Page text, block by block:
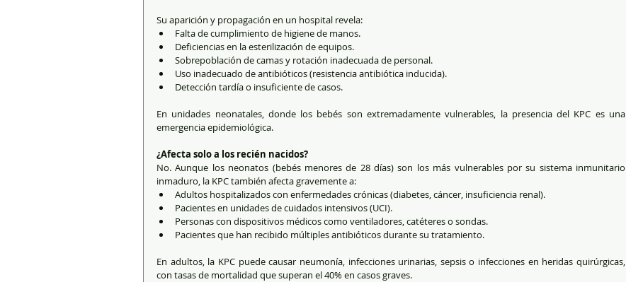
Su aparición y propagación en un hospital revela:
Falta de cumplimiento de higiene de manos.
Deficiencias en la esterilización de equipos.
Sobrepoblación de camas y rotación inadecuada de personal.
Uso inadecuado de antibióticos (resistencia antibiótica inducida).
Detección tardía o insuficiente de casos.
En unidades neonatales, donde los bebés son extremadamente vulnerables, la presencia del KPC es una
emergencia epidemiológica.
¿Afecta solo a los recién nacidos?
No. Aunque los neonatos (bebés menores de 28 días) son los más vulnerables por su sistema inmunitario
inmaduro, la KPC también afecta gravemente a:
Adultos hospitalizados con enfermedades crónicas (diabetes, cáncer, insuficiencia renal).
Pacientes en unidades de cuidados intensivos (UCI).
Personas con dispositivos médicos como ventiladores, catéteres o sondas.
Pacientes que han recibido múltiples antibióticos durante su tratamiento.
En adultos, la KPC puede causar neumonía, infecciones urinarias, sepsis o infecciones en heridas quirúrgicas,
con tasas de mortalidad que superan el 40% en casos graves.